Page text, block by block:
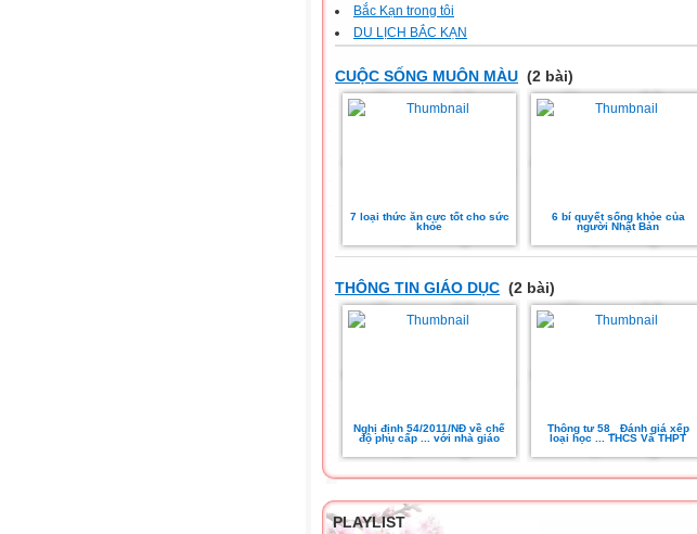
Bắc Kạn trong tôi
DU LỊCH BẮC KẠN
CUỘC SỐNG MUÔN MÀU (2 bài)
7 loại thức ăn cực tốt cho sức
khỏe
6 bí quyết sống khỏe của
người Nhật Bản
THÔNG TIN GIÁO DỤC (2 bài)
Nghị định 54/2011/NĐ về chế
độ phụ cấp ... với nhà giáo
Thông tư 58_ Đánh giá xếp
loại học ... THCS Và THPT
PLAYLIST